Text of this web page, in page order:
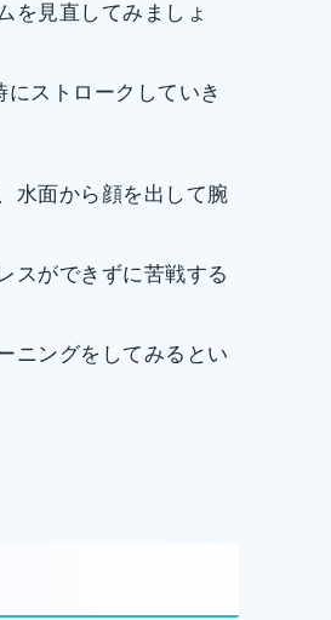
を見直してみましょ
ストロークしていき
水面から顔を出して腕
スができずに苦戦する
ニングをしてみるとい